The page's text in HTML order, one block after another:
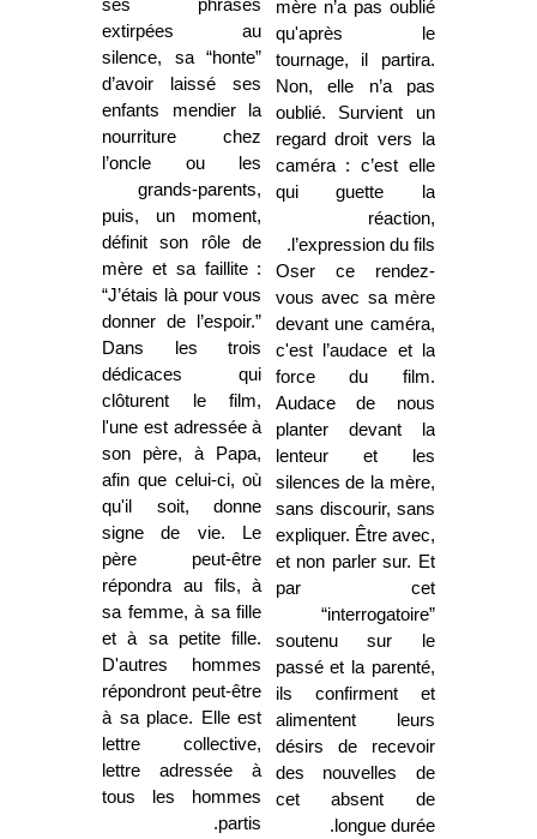
mère n’a pas oublié
qu'après le
tournage, il partira.
Non, elle n’a pas
oublié. Survient un
regard droit vers la
caméra : c’est elle
qui guette la
réaction,
l’expression du fils.
Oser ce rendez-
vous avec sa mère
devant une caméra,
c'est l’audace et la
force du film.
Audace de nous
planter devant la
lenteur et les
silences de la mère,
sans discourir, sans
expliquer. Être avec,
et non parler sur. Et
par cet
“interrogatoire”
soutenu sur le
passé et la parenté,
ils confirment et
alimentent leurs
désirs de recevoir
des nouvelles de
cet absent de
longue durée.
ses phrases
extirpées au
silence, sa “honte”
d’avoir laissé ses
enfants mendier la
nourriture chez
l’oncle ou les
grands-parents,
puis, un moment,
définit son rôle de
mère et sa faillite :
“J’étais là pour vous
donner de l’espoir.”
Dans les trois
dédicaces qui
clôturent le film,
l'une est adressée à
son père, à Papa,
afin que celui-ci, où
qu'il soit, donne
signe de vie. Le
père peut-être
répondra au fils, à
sa femme, à sa fille
et à sa petite fille.
D'autres hommes
répondront peut-être
à sa place. Elle est
lettre collective,
lettre adressée à
tous les hommes
partis.